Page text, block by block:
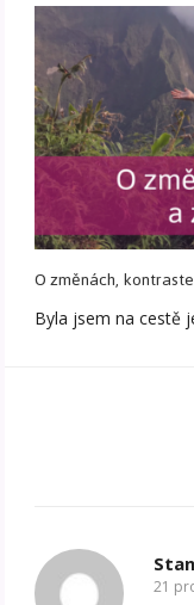
O změnách,
Byla jsem na cestě
21